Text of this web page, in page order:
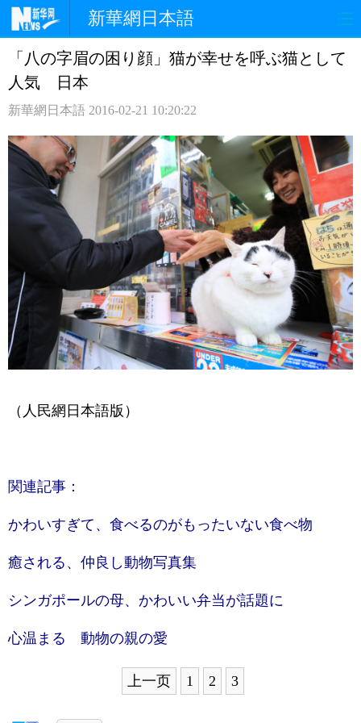
新華網日本語
ホームページ 政治 経済
観光 評論 写真
中日対訳
「八の字眉の困り顔」猫が幸せを呼ぶ猫として
人気 日本
新華網日本語 2016-02-21 10:20:22
（人民網日本語版）
関連記事：
かわいすぎて、食べるのがもったいない食べ物
癒される、仲良し動物写真集
シンガポールの母、かわいい弁当が話題に
心温まる 動物の親の愛
上一页 1 2 3